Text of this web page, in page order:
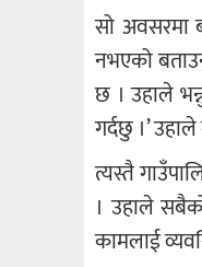
सो अवसरमा
नभएको
छ । उहाले
गर्दछु ।’
त्यस्तै
। उहाले
कामलाई